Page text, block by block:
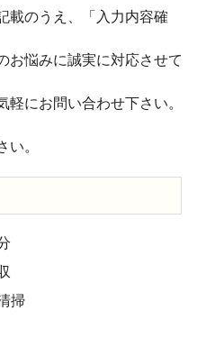
載のうえ、「入力内容確
お悩みに誠実に対応させて
軽にお問い合わせ下さい。
い。
掃